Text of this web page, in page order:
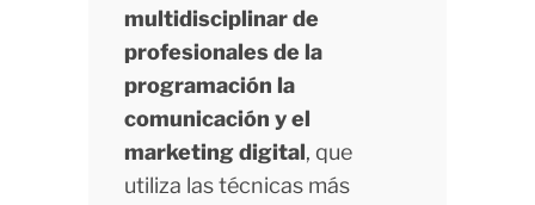
multidisciplinar de
profesionales de la
programación la
comunicación y el
marketing digital, que
utiliza las técnicas más